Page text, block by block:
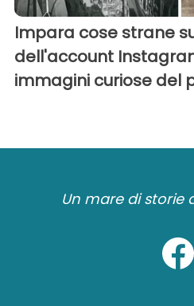
Impara cose strane
dell'account
immagini curiose del
Un mare di storie